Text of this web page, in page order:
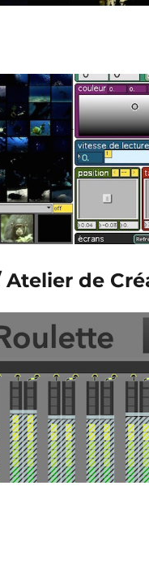
de